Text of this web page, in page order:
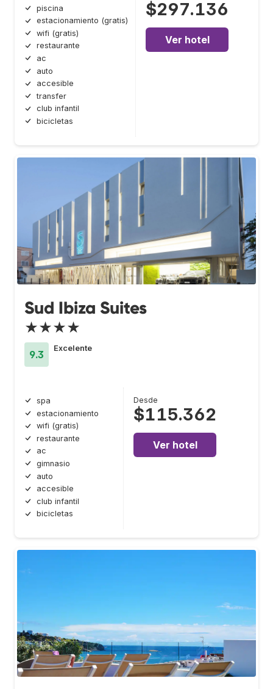
piscina
estacionamiento (gratis)
wifi (gratis)
restaurante
ac
auto
accesible
transfer
club infantil
bicicletas
$297.136
Ver hotel
Sud Ibiza Suites
★★★★
9.3
Excelente
spa
estacionamiento
wifi (gratis)
restaurante
ac
gimnasio
auto
accesible
club infantil
bicicletas
Desde
$115.362
Ver hotel